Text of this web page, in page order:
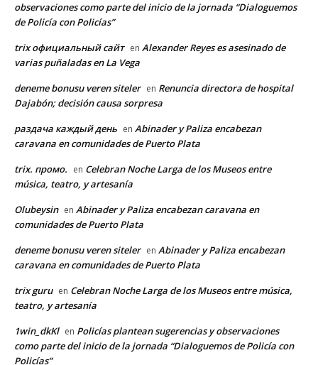
observaciones como parte del inicio de la jornada “Dialoguemos
de Policía con Policías”
trix официальный сайт en Alexander Reyes es asesinado de
varias puñaladas en La Vega
deneme bonusu veren siteler en Renuncia directora de hospital
Dajabón; decisión causa sorpresa
раздача каждый день en Abinader y Paliza encabezan
caravana en comunidades de Puerto Plata
trix. промо. en Celebran Noche Larga de los Museos entre
música, teatro, y artesanía
Olubeysin en Abinader y Paliza encabezan caravana en
comunidades de Puerto Plata
deneme bonusu veren siteler en Abinader y Paliza encabezan
caravana en comunidades de Puerto Plata
trix guru en Celebran Noche Larga de los Museos entre música,
teatro, y artesanía
1win_dkKl en Policías plantean sugerencias y observaciones
como parte del inicio de la jornada “Dialoguemos de Policía con
Policías”